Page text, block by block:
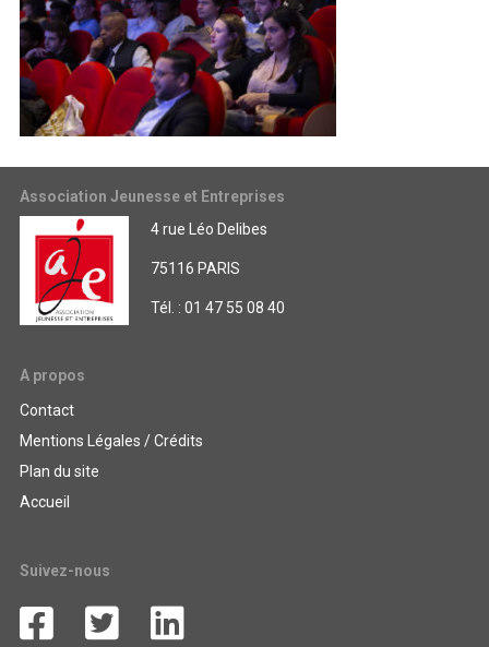
Association Jeunesse et Entreprises
4 rue Léo Delibes
75116 PARIS
Tél. : 01 47 55 08 40
A propos
Contact
Mentions Légales / Crédits
Plan du site
Accueil
Suivez-nous